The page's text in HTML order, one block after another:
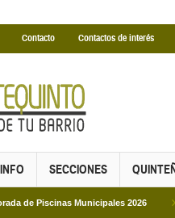
Contacto Contactos de interés
INFO SECCIONES
Municipales 2026 Los